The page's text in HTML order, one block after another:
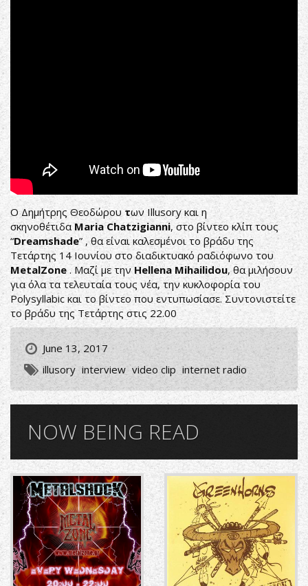
Ο Δημήτρης Θεοδώρου των Illusory και η
σκηνοθέτιδα Maria Chatzigianni, στο βίντεο κλίπ τους
“Dreamshade” , θα είναι καλεσμένοι το βράδυ της
Τετάρτης 14 Ιουνίου στο διαδικτυακό ραδιόφωνο του
MetalZone . Μαζί με την Hellena Mihailidou, θα μιλήσουν
για όλα τα τελευταία τους νέα, την κυκλοφορία του
Polysyllabic και το βίντεο που εντυπωσίασε. Συντονιστείτε
το βράδυ της Τετάρτης στις 22.00
June 13, 2017
illusory interview video clip internet radio
NOW BEING READ